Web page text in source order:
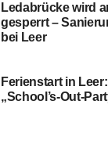
Leda­brü­cke wird
gesperrt –
bei Leer
Feri­en­start in
„School’s‑Out-